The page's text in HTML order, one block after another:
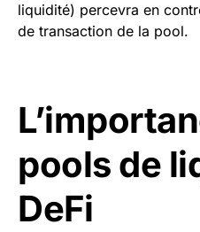
liquidité) percevra en
de transaction de la pool.
pools de
DeFi